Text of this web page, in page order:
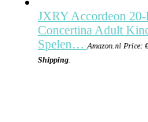
JXRY Accordeon
Concertina Adult
Spelen… Amazon.nl Price: €
Shipping